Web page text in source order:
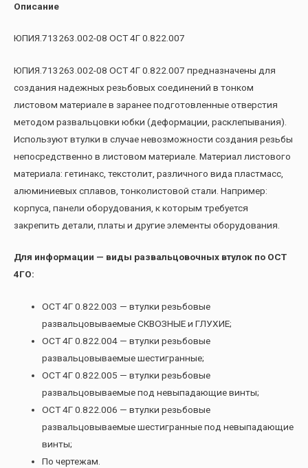
Описание
ЮПИЯ.713263.002-08 ОСТ 4Г 0.822.007
ЮПИЯ.713263.002-08 ОСТ 4Г 0.822.007 предназначены для
создания надежных резьбовых соединений в тонком
листовом материале в заранее подготовленные отверстия
методом развальцовки юбки (деформации, расклепывания).
Используют втулки в случае невозможности создания резьбы
непосредственно в листовом материале. Материал листового
материала: гетинакс, текстолит, различного вида пластмасс,
алюминиевых сплавов, тонколистовой стали. Например:
корпуса, панели оборудования, к которым требуется
закрепить детали, платы и другие элементы оборудования.
Для информации — виды развальцовочных втулок по ОСТ
4ГО:
ОСТ 4Г 0.822.003 — втулки резьбовые
развальцовываемые СКВОЗНЫЕ и ГЛУХИЕ;
ОСТ 4Г 0.822.004 — втулки резьбовые
развальцовываемые шестигранные;
ОСТ 4Г 0.822.005 — втулки резьбовые
развальцовываемые под невыпадающие винты;
ОСТ 4Г 0.822.006 — втулки резьбовые
развальцовываемые шестигранные под невыпадающие
винты;
По чертежам.